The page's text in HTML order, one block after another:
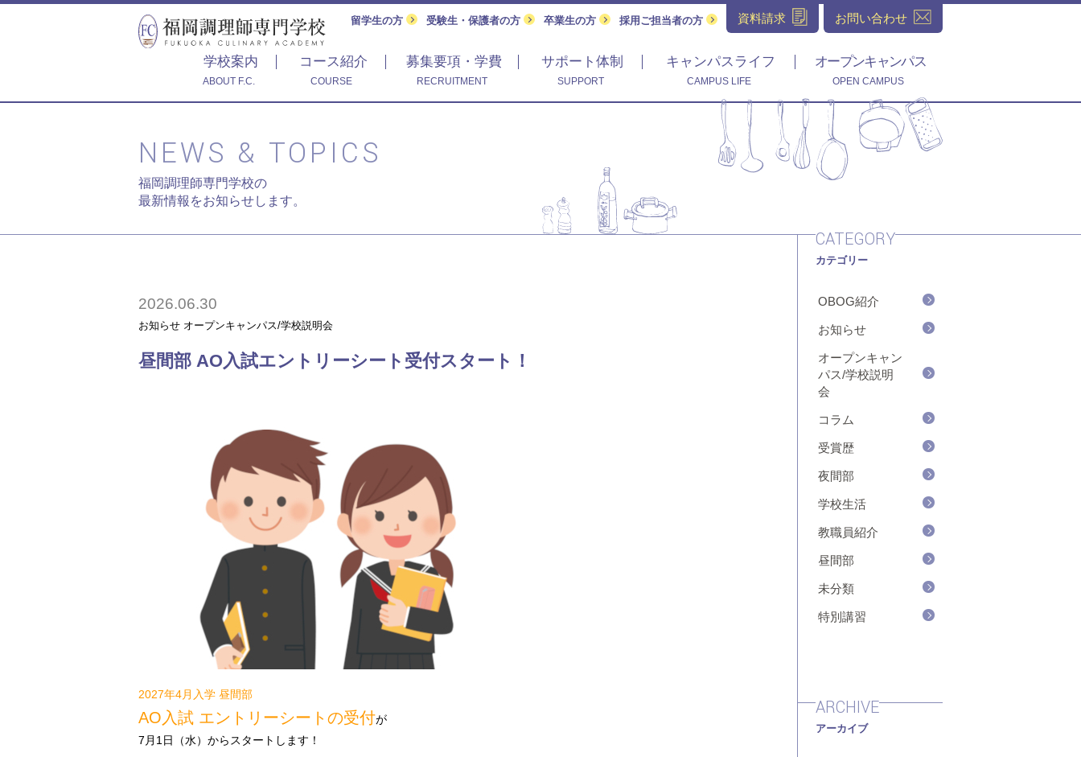
留学生の方 受験生・保護者の方 卒業生の方 採用ご担当者の方 資料請求 お問い合わせ
学校案内
ABOUT F.C.
コース紹介
COURSE
募集要項・学費
RECRUITMENT
サポート体制
SUPPORT
キャンパスライフ
CAMPUS LIFE
オープンキャンパス
OPEN CAMPUS
NEWS & TOPICS
福岡調理師専門学校の
最新情報をお知らせします。
2026.06.30
お知らせ オープンキャンパス/学校説明会
昼間部 AO入試エントリーシート受付スタート！
2027年4月入学 昼間部
AO入試 エントリーシートの受付が
7月1日（水）からスタートします！
CATEGORY
カテゴリー
OBOG紹介
お知らせ
オープンキャン
パス/学校説明
会
コラム
受賞歴
夜間部
学校生活
教職員紹介
昼間部
未分類
特別講習
ARCHIVE
アーカイブ